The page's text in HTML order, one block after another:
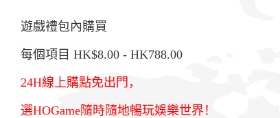
遊戲禮包內購買
每個項目 HK$8.00 - HK788.00
24H線上購點免出門，
選HOGame隨時隨地暢玩娛樂世界！